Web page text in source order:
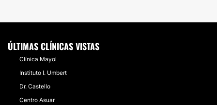
ÚLTIMAS CLÍNICAS VISTAS
Clínica Mayol
Instituto I. Umbert
Dr. Castello
Centro Asuar